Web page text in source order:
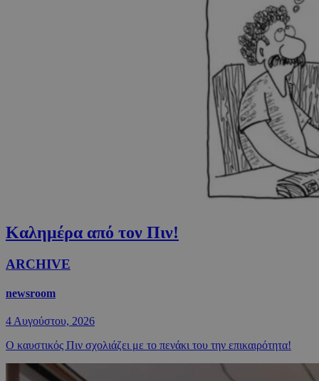
Καλημέρα από τον Πιν!
ARCHIVE
newsroom
4 Αυγούστου, 2026
Ο καυστικός Πιν σχολιάζει με το πενάκι του την επικαιρότητα!